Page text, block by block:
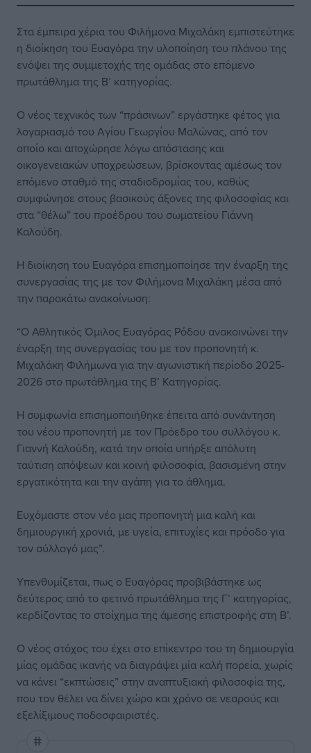
Στα έμπειρα χέρια του Φιλήμονα Μιχαλάκη εμπιστεύτηκε
η διοίκηση του Ευαγόρα την υλοποίηση του πλάνου της
ενόψει της συμμετοχής της ομάδας στο επόμενο
πρωτάθλημα της Β’ κατηγορίας.
Ο νέος τεχνικός των “πράσινων” εργάστηκε φέτος για
λογαριασμό του Αγίου Γεωργίου Μαλώνας, από τον
οποίο και αποχώρησε λόγω απόστασης και
οικογενειακών υποχρεώσεων, βρίσκοντας αμέσως τον
επόμενο σταθμό της σταδιοδρομίας του, καθώς
συμφώνησε στους βασικούς άξονες της φιλοσοφίας και
στα “θέλω” του προέδρου του σωματείου Γιάννη
Καλούδη.
Η διοίκηση του Ευαγόρα επισημοποίησε την έναρξη της
συνεργασίας της με τον Φιλήμονα Μιχαλάκη μέσα από
την παρακάτω ανακοίνωση:
“Ο Αθλητικός Όμιλος Ευαγόρας Ρόδου ανακοινώνει την
έναρξη της συνεργασίας του με τον προπονητή κ.
Μιχαλάκη Φιλήμωνα για την αγωνιστική περίοδο 2025-
2026 στο πρωτάθλημα της Β’ Κατηγορίας.
Η συμφωνία επισημοποιήθηκε έπειτα από συνάντηση
του νέου προπονητή με τον Πρόεδρο του συλλόγου κ.
Γιαννή Καλούδη, κατά την οποία υπήρξε απόλυτη
ταύτιση απόψεων και κοινή φιλοσοφία, βασισμένη στην
εργατικότητα και την αγάπη για το άθλημα.
Ευχόμαστε στον νέο μας προπονητή μια καλή και
δημιουργική χρονιά, με υγεία, επιτυχίες και πρόοδο για
τον σύλλογό μας”.
Υπενθυμίζεται, πως ο Ευαγόρας προβιβάστηκε ως
δεύτερος από το φετινό πρωτάθλημα της Γ’ κατηγορίας,
κερδίζοντας το στοίχημα της άμεσης επιστροφής στη Β’.
Ο νέος στόχος του έχει στο επίκεντρο του τη δημιουργία
μίας ομάδας ικανής να διαγράψει μία καλή πορεία, χωρίς
να κάνει “εκπτώσεις” στην αναπτυξιακή φιλοσοφία της,
που τον θέλει να δίνει χώρο και χρόνο σε νεαρούς και
εξελίξιμους ποδοσφαιριστές.